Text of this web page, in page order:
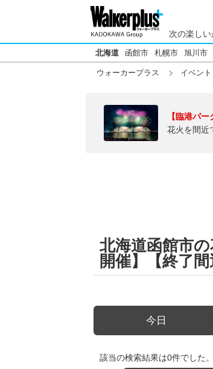
次の楽しい
北海道 函館市 札幌市 旭川市
ウォーカープラス イベント
【臨港パ
花火を間近
北海道函館市
開催】【終了間
今日
該当の検索結果は0件でした